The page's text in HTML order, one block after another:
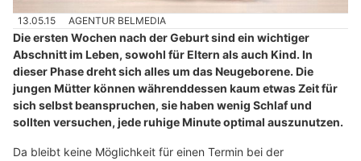
13.05.15 AGENTUR BELMEDIA
Die ersten Wochen nach der Geburt sind ein wichtiger
Abschnitt im Leben, sowohl für Eltern als auch Kind. In
dieser Phase dreht sich alles um das Neugeborene. Die
jungen Mütter können währenddessen kaum etwas Zeit für
sich selbst beanspruchen, sie haben wenig Schlaf und
sollten versuchen, jede ruhige Minute optimal auszunutzen.
Da bleibt keine Möglichkeit für einen Termin bei der